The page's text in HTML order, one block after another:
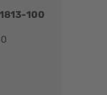
100